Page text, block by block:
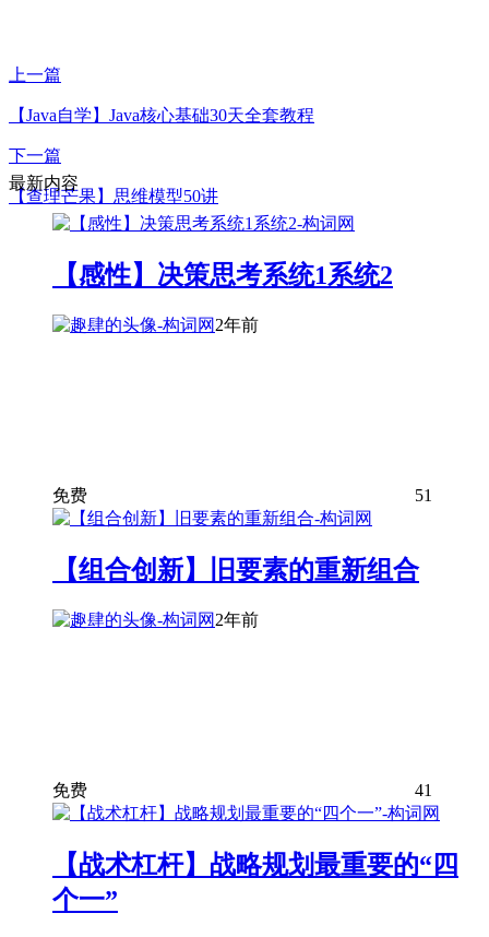
上一篇
【Java自学】Java核心基础30天全套教程
下一篇
【查理芒果】思维模型50讲
最新内容
【感性】决策思考系统1系统2
2年前
免费 51
【组合创新】旧要素的重新组合
2年前
免费 41
【战术杠杆】战略规划最重要的“四
个一”